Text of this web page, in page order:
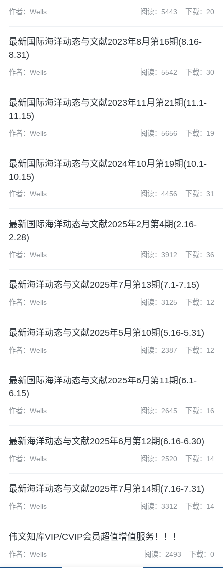
作者：Wells 阅读：5443 下载：20
最新国际海洋动态与文献2023年8月第16期(8.16-
8.31)
作者：Wells 阅读：5542 下载：30
最新国际海洋动态与文献2023年11月第21期(11.1-
11.15)
作者：Wells 阅读：5656 下载：19
最新国际海洋动态与文献2024年10月第19期(10.1-
10.15)
作者：Wells 阅读：4456 下载：31
最新国际海洋动态与文献2025年2月第4期(2.16-
2.28)
作者：Wells 阅读：3912 下载：36
最新海洋动态与文献2025年7月第13期(7.1-7.15)
作者：Wells 阅读：3125 下载：12
最新海洋动态与文献2025年5月第10期(5.16-5.31)
作者：Wells 阅读：2387 下载：12
最新国际海洋动态与文献2025年6月第11期(6.1-
6.15)
作者：Wells 阅读：2645 下载：16
最新海洋动态与文献2025年6月第12期(6.16-6.30)
作者：Wells 阅读：2520 下载：14
最新海洋动态与文献2025年7月第14期(7.16-7.31)
作者：Wells 阅读：3312 下载：14
伟文知库VIP/CVIP会员超值增值服务！！！
作者：Wells 阅读：2493 下载：0